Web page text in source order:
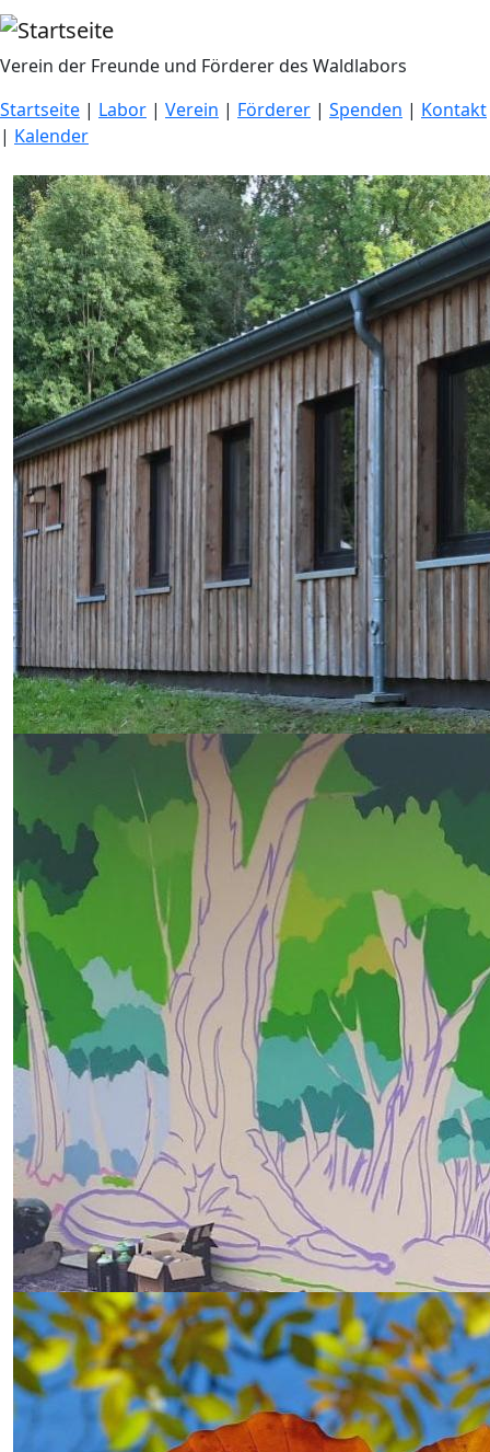
Direkt zum Inhalt
Verein der Freunde und Förderer des Waldlabors
Startseite | Labor | Verein | Förderer | Spenden | Kontakt
| Kalender